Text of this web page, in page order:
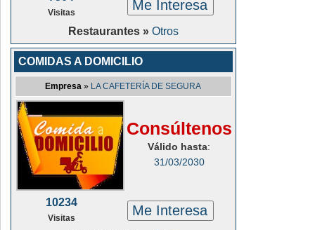
Visitas Me Interesa
Restaurantes » Otros
COMIDAS A DOMICILIO
Empresa » LA CAFETERÍA DE SEGURA
Consúltenos
Válido hasta:
31/03/2030
10234
Visitas Me Interesa